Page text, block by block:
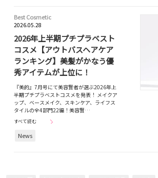
Best Cosmetic
2026.05.28
2026年上半期プチプラベスト
コスメ【アウトバスヘアケア
ランキング】美髪がかなう優
秀アイテムが上位に！
『美的』7月号にて美容賢者が選ぶ2026年上
半期プチプラベストコスメを発表！ メイクア
ップ、ベースメイク、スキンケア、ライフス
タイルの全4部門22編！美容賢…
すべて読む
News